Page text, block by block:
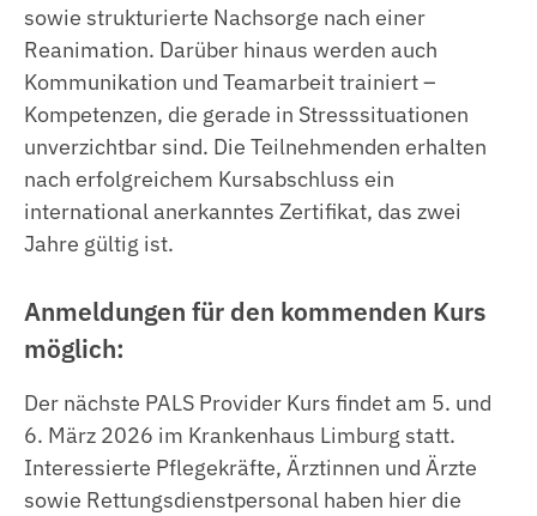
sowie strukturierte Nachsorge nach einer
Reanimation. Darüber hinaus werden auch
Kommunikation und Teamarbeit trainiert –
Kompetenzen, die gerade in Stresssituationen
unverzichtbar sind. Die Teilnehmenden erhalten
nach erfolgreichem Kursabschluss ein
international anerkanntes Zertifikat, das zwei
Jahre gültig ist.
Anmeldungen für den kommenden Kurs
möglich:
Der nächste PALS Provider Kurs findet am 5. und
6. März 2026 im Krankenhaus Limburg statt.
Interessierte Pflegekräfte, Ärztinnen und Ärzte
sowie Rettungsdienstpersonal haben hier die